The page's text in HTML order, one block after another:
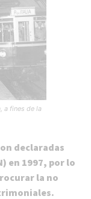
a fines de la
declaradas
en 1997, por lo
la no